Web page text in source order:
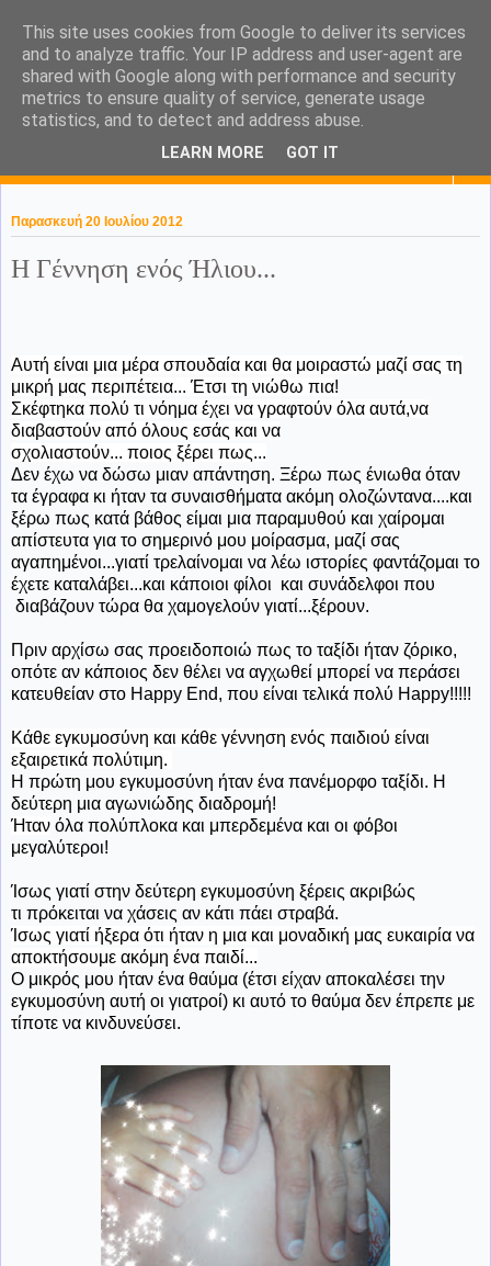
KaPa. Me without you...tea
without a biscuit!
Παρασκευή 20 Ιουλίου 2012
Η Γέννηση ενός Ήλιου...
Αυτή είναι μια μέρα σπουδαία και θα μοιραστώ μαζί σας τη
μικρή μας περιπέτεια... Έτσι τη νιώθω πια!
Σκέφτηκα πολύ τι νόημα έχει να γραφτούν όλα αυτά,να
διαβαστούν από όλους εσάς και να
σχολιαστούν... ποιος ξέρει πως...
Δεν έχω να δώσω μιαν απάντηση. Ξέρω πως ένιωθα όταν
τα έγραφα κι ήταν τα συναισθήματα ακόμη ολοζώντανα....και
ξέρω πως κατά βάθος είμαι μια παραμυθού και χαίρομαι
απίστευτα για το σημερινό μου μοίρασμα, μαζί σας
αγαπημένοι...γιατί τρελαίνομαι να λέω ιστορίες φαντάζομαι το
έχετε καταλάβει...και κάποιοι φίλοι και συνάδελφοι που
διαβάζουν τώρα θα χαμογελούν γιατί...ξέρουν.
Πριν αρχίσω σας προειδοποιώ πως το ταξίδι ήταν ζόρικο,
οπότε αν κάποιος δεν θέλει να αγχωθεί μπορεί να περάσει
κατευθείαν στο Happy End, που είναι τελικά πολύ Happy!!!!!
Κάθε εγκυμοσύνη και κάθε γέννηση ενός παιδιού είναι
εξαιρετικά πολύτιμη.
Η πρώτη μου εγκυμοσύνη ήταν ένα πανέμορφο ταξίδι. Η
δεύτερη μια αγωνιώδης διαδρομή!
Ήταν όλα πολύπλοκα και μπερδεμένα και οι φόβοι
μεγαλύτεροι!
Ίσως γιατί στην δεύτερη εγκυμοσύνη ξέρεις ακριβώς
τι πρόκειται να χάσεις αν κάτι πάει στραβά.
Ίσως γιατί ήξερα ότι ήταν η μια και μοναδική μας ευκαιρία να
αποκτήσουμε ακόμη ένα παιδί...
Ο μικρός μου ήταν ένα θαύμα (έτσι είχαν αποκαλέσει την
εγκυμοσύνη αυτή οι γιατροί) κι αυτό το θαύμα δεν έπρεπε με
τίποτε να κινδυνεύσει.
This site uses cookies from Google to deliver its services
and to analyze traffic. Your IP address and user-agent are
shared with Google along with performance and security
metrics to ensure quality of service, generate usage
statistics, and to detect and address abuse.
LEARN MORE GOT IT